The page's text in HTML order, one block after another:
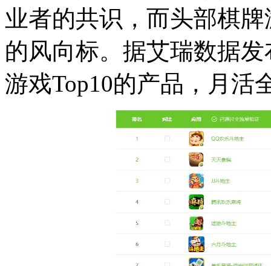
业者的共识，而头部棋
的风向标。据艾瑞数据
游戏Top10的产品，月活